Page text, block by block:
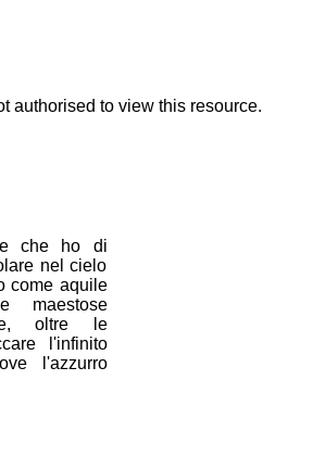
authorised to view this resource.
che ho di
nel cielo
come aquile
maestose
oltre le
l'infinito
l'azzurro